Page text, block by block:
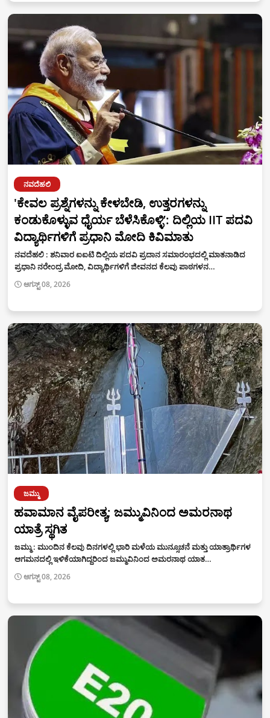
ನವದೆಹಲಿ
'ಕೇವಲ ಪ್ರಶ್ನೆಗಳನ್ನು ಕೇಳಬೇಡಿ, ಉತ್ತರಗಳನ್ನು
ಕಂಡುಕೊಳ್ಳುವ ಧೈರ್ಯ ಬೆಳೆಸಿಕೊಳ್ಳಿʼ: ದಿಲ್ಲಿಯ IIT ಪದವಿ
ವಿದ್ಯಾರ್ಥಿಗಳಿಗೆ ಪ್ರಧಾನಿ ಮೋದಿ ಕಿವಿಮಾತು
ನವದೆಹಲಿ : ಶನಿವಾರ ಐಐಟಿ ದಿಲ್ಲಿಯ ಪದವಿ ಪ್ರದಾನ ಸಮಾರಂಭದಲ್ಲಿ ಮಾತನಾಡಿದ
ಪ್ರಧಾನಿ ನರೇಂದ್ರ ಮೋದಿ, ವಿದ್ಯಾರ್ಥಿಗಳಿಗೆ ಜೀವನದ ಕೆಲವು ಪಾಠಗಳನ…
ಆಗಸ್ಟ್ 08, 2026
ಜಮ್ಮು
ಹವಾಮಾನ ವೈಪರೀತ್ಯ; ಜಮ್ಮುವಿನಿಂದ ಅಮರನಾಥ
ಯಾತ್ರೆ ಸ್ಥಗಿತ
ಜಮ್ಮು : ಮುಂದಿನ ಕೆಲವು ದಿನಗಳಲ್ಲಿ ಭಾರಿ ಮಳೆಯ ಮುನ್ಸೂಚನೆ ಮತ್ತು ಯಾತ್ರಾರ್ಥಿಗಳ
ಆಗಮನದಲ್ಲಿ ಇಳಿಕೆಯಾಗಿದ್ದರಿಂದ ಜಮ್ಮುವಿನಿಂದ ಅಮರನಾಥ ಯಾತ…
ಆಗಸ್ಟ್ 08, 2026